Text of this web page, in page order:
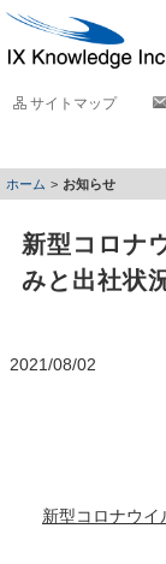
サイトマップ
お知らせ
新型コロナ
みと出社状
2021/08/02
新型コロナウ